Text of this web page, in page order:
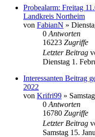
Probealarm: Freitag
Landkreis Northeim
von FabianN »
0 Antworten
16223 Zugriffe
Letzter Beitrag
Dienstag 1.
Interessanten Beitrag
2022
von Krifri99 »
0 Antworten
16780 Zugriffe
Letzter Beitrag
Samstag 15.